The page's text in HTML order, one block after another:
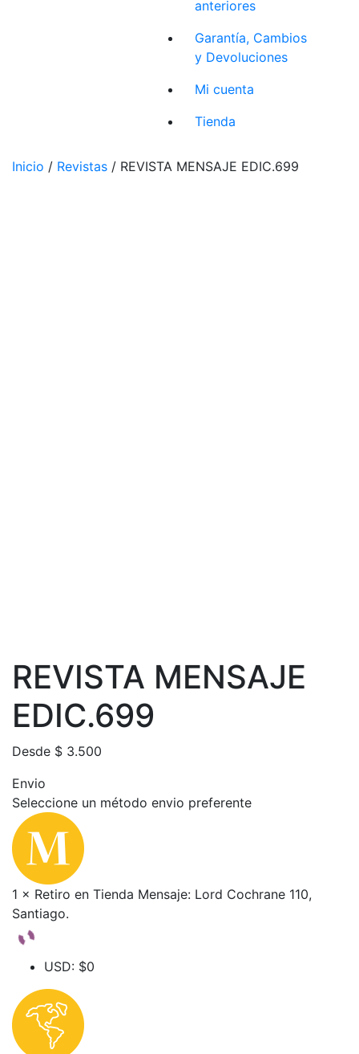
anteriores
Garantía, Cambios
y Devoluciones
Mi cuenta
Tienda
Inicio / Revistas / REVISTA MENSAJE EDIC.699
REVISTA MENSAJE
EDIC.699
Desde $ 3.500
Envio
Seleccione un método envio preferente
1 × Retiro en Tienda Mensaje: Lord Cochrane 110,
Santiago.
USD: $0